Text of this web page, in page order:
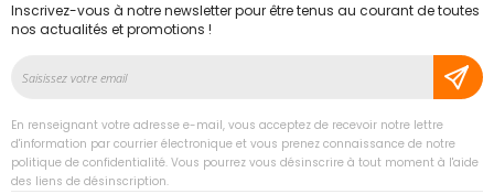
Inscrivez-vous à notre newsletter pour être tenus au courant de toutes
nos actualités et promotions !
notre
lettre
d’information
:
En renseignant votre adresse e-mail, vous acceptez de recevoir notre lettre
d'information par courrier électronique et vous prenez connaissance de notre
politique de confidentialité. Vous pourrez vous désinscrire à tout moment à l'aide
des liens de désinscription.